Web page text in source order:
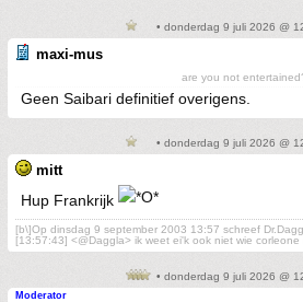
• donderdag 9 juli 2026 @
maxi-mus
are you not
Geen Saibari definitief overigens.
• donderdag 9 juli 2026 @
mitt
Hup Frankrijk
[b\]Op dinsdag 9 september 2003 13:57 schreef
[13:57:43] <@Daggla> ik weet ei'k ook niet wie corleone
• donderdag 9 juli 2026 @
Moderator